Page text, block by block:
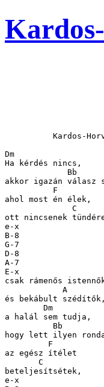
Kardos-
Dm
Ha kérdés nincs,
             Bb
akkor igazán válasz
          F
ahol most én élek,
              C
ott nincsenek
e-x
B-8
G-7
D-8
A-7
E-x
csak rámenős
            A
és bekábult szédítők,
        Dm
a halál sem tudja,
          Bb
hogy lett ilyen
         F
az egész ítélet
       C
beteljesítsétek,
e-x